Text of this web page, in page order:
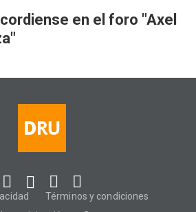
en el foro "Axel
Términos y condiciones